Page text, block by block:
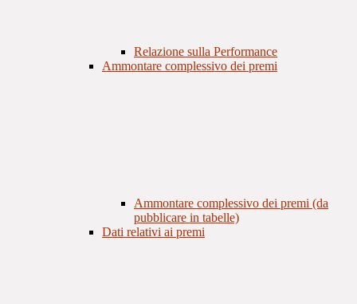
Relazione sulla Performance
Ammontare complessivo dei premi
Ammontare complessivo dei premi (da
pubblicare in tabelle)
Dati relativi ai premi